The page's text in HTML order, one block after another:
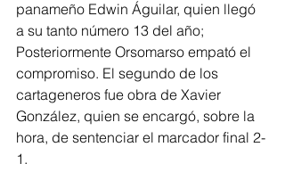
panameño Edwin Águilar, quien llegó
a su tanto número 13 del año;
Posteriormente Orsomarso empató el
compromiso. El segundo de los
cartageneros fue obra de Xavier
González, quien se encargó, sobre la
hora, de sentenciar el marcador final 2-
1.